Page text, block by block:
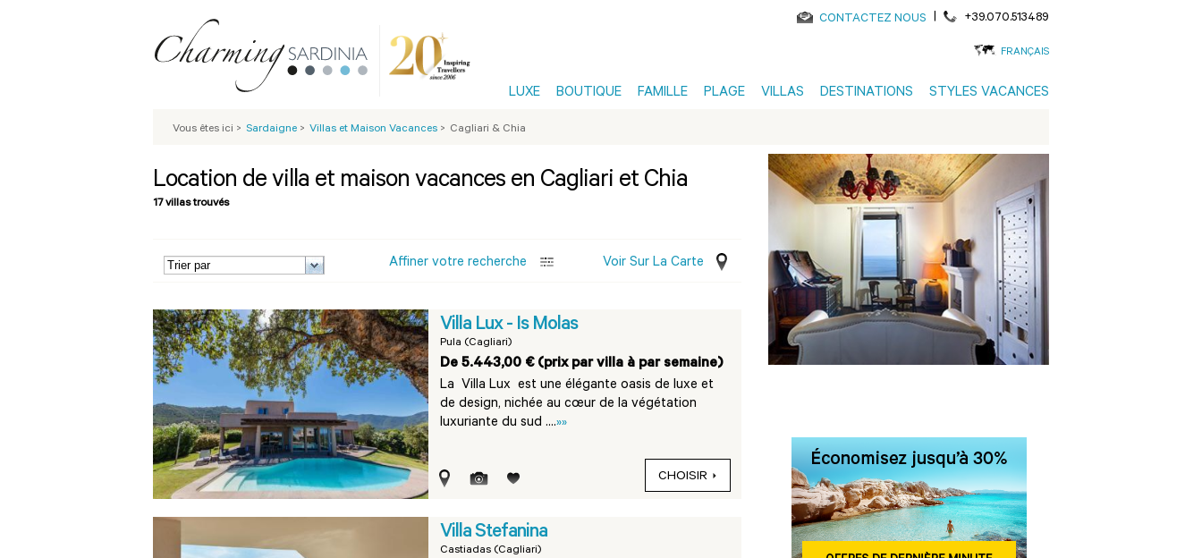
CONTACTEZ NOUS | +39.070.513489
FRANÇAIS
LUXE BOUTIQUE FAMILLE PLAGE VILLAS DESTINATIONS STYLES VACANCES
Vous êtes ici > Sardaigne > Villas et Maison Vacances > Cagliari & Chia
Location de villa et maison vacances en Cagliari et Chia
17 villas trouvés
Affiner votre recherche Voir Sur La Carte
Villa Lux - Is Molas
Pula (Cagliari)
De 5.443,00 € (prix par villa à par semaine)
La Villa Lux est une élégante oasis de luxe et
de design, nichée au cœur de la végétation
luxuriante du sud ....»»
CHOISIR
Villa Stefanina
Castiadas (Cagliari)